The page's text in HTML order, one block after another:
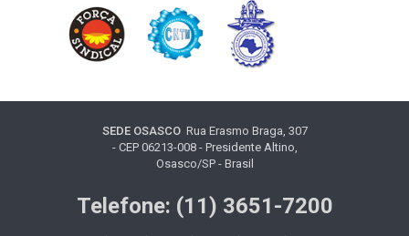
SEDE OSASCORua Erasmo Braga, 307
- CEP 06213-008 - Presidente Altino,
Osasco/SP - Brasil
Telefone: (11) 3651-7200